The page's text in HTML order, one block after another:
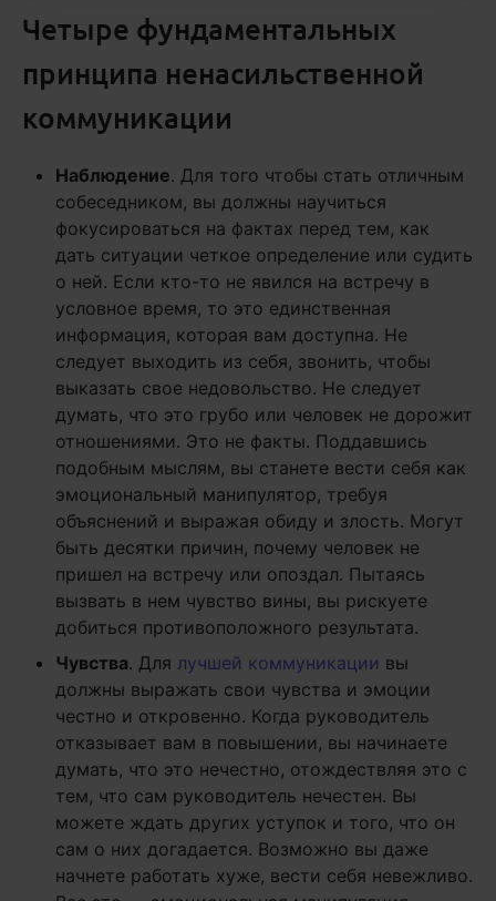
Четыре фундаментальных
принципа ненасильственной
коммуникации
Наблюдение. Для того чтобы стать отличным
собеседником, вы должны научиться
фокусироваться на фактах перед тем, как
дать ситуации четкое определение или судить
о ней. Если кто-то не явился на встречу в
условное время, то это единственная
информация, которая вам доступна. Не
следует выходить из себя, звонить, чтобы
выказать свое недовольство. Не следует
думать, что это грубо или человек не дорожит
отношениями. Это не факты. Поддавшись
подобным мыслям, вы станете вести себя как
эмоциональный манипулятор, требуя
объяснений и выражая обиду и злость. Могут
быть десятки причин, почему человек не
пришел на встречу или опоздал. Пытаясь
вызвать в нем чувство вины, вы рискуете
добиться противоположного результата.
Чувства. Для лучшей коммуникации вы
должны выражать свои чувства и эмоции
честно и откровенно. Когда руководитель
отказывает вам в повышении, вы начинаете
думать, что это нечестно, отождествляя это с
тем, что сам руководитель нечестен. Вы
можете ждать других уступок и того, что он
сам о них догадается. Возможно вы даже
начнете работать хуже, вести себя невежливо.